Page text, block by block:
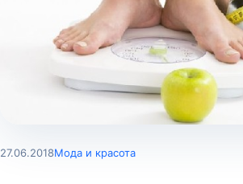
27.06.2018Мода и красота